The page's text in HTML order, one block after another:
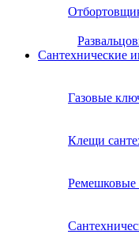
Сантехнические
Газовые
Клещи
Ремешковые